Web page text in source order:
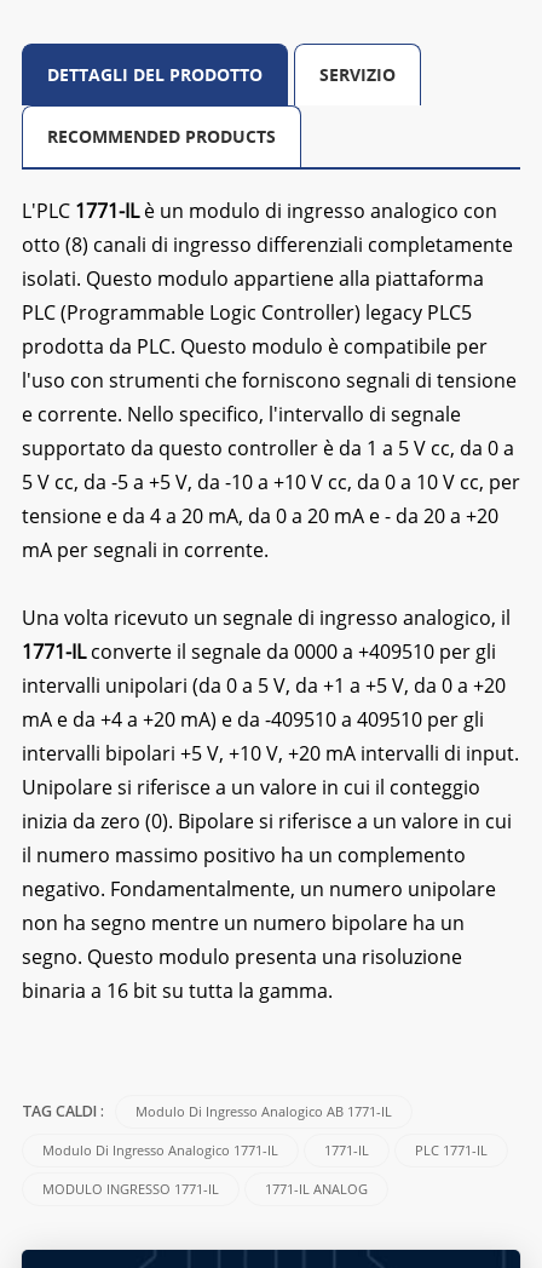
DETTAGLI DEL PRODOTTO SERVIZIO
RECOMMENDED PRODUCTS
L'PLC 1771-ILè un modulo di ingresso analogico con
otto (8) canali di ingresso differenziali completamente
isolati. Questo modulo appartiene alla piattaforma
PLC (Programmable Logic Controller) legacy PLC5
prodotta da PLC. Questo modulo è compatibile per
l'uso con strumenti che forniscono segnali di tensione
e corrente. Nello specifico, l'intervallo di segnale
supportato da questo controller è da 1 a 5 V cc, da 0 a
5 V cc, da -5 a +5 V, da -10 a +10 V cc, da 0 a 10 V cc, per
tensione e da 4 a 20 mA, da 0 a 20 mA e - da 20 a +20
mA per segnali in corrente.
Una volta ricevuto un segnale di ingresso analogico, il
1771-ILconverte il segnale da 0000 a +409510 per gli
intervalli unipolari (da 0 a 5 V, da +1 a +5 V, da 0 a +20
mA e da +4 a +20 mA) e da -409510 a 409510 per gli
intervalli bipolari +5 V, +10 V, +20 mA intervalli di input.
Unipolare si riferisce a un valore in cui il conteggio
inizia da zero (0). Bipolare si riferisce a un valore in cui
il numero massimo positivo ha un complemento
negativo. Fondamentalmente, un numero unipolare
non ha segno mentre un numero bipolare ha un
segno. Questo modulo presenta una risoluzione
binaria a 16 bit su tutta la gamma.
TAG CALDI : Modulo Di Ingresso Analogico AB 1771-IL
Modulo Di Ingresso Analogico 1771-IL 1771-IL PLC 1771-IL
MODULO INGRESSO 1771-IL 1771-IL ANALOG